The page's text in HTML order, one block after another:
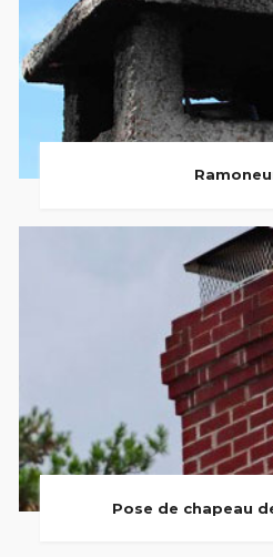
Pose de chapeau